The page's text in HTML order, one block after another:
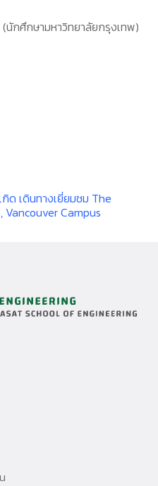
นักศึกษามหาวิทยาลัยกรุงเทพ)
ด เดินทางเยี่ยมชม The
Campus